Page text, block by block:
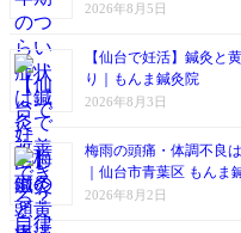
2026年8月5日
【仙台で妊活】鍼灸と
り｜もんま鍼灸院
2026年8月3日
梅雨の頭痛・体調不良
｜仙台市青葉区 もんま
2026年8月2日